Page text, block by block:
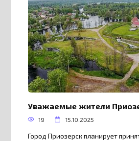
Уважаемые жители
19 15.10.2025
Город Приозерск планирует